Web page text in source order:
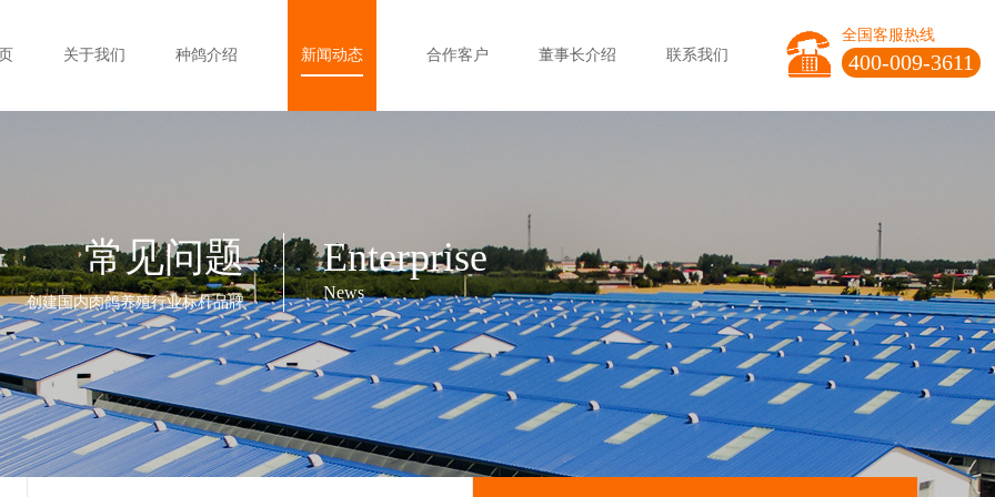
全国客服热线
400-009-3611
关于我们 种鸽介绍 新闻动态 合作客户 董事长介绍 联系我们
常见问题
创建国内肉鸽养殖行业标杆品牌
Enterprise
News